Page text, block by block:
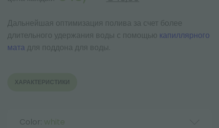
Дальнейшая оптимизация полива за счет более
длительного удержания воды с помощью капиллярного
мата для поддона для воды.
ХАРАКТЕРИСТИКИ
Color: white